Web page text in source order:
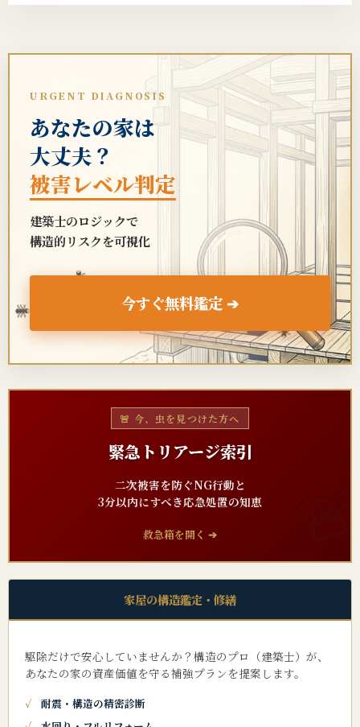
URGENT DIAGNOSIS
あなたの家は
大丈夫？
被害レベル判定
建築士のロジックで
構造的リスクを可視化
今すぐ無料鑑定 ➔
🐜
🐜
🐜
🚨 今、虫を見つけた方へ
緊急トリアージ索引
二次被害を防ぐNG行動と
3分以内にすべき応急処置の知恵
救急箱を開く ➔
家屋の構造鑑定・修繕
駆除だけで安心していませんか？構造のプロ（建築士）が、
あなたの家の資産価値を守る補強プランを提案します。
耐震・構造の精密診断